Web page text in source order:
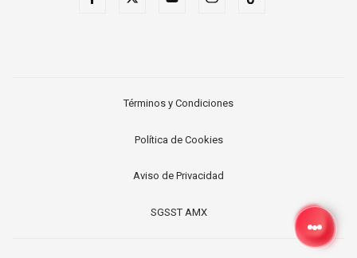
Términos y Condiciones
Política de Cookies
Aviso de Privacidad
SGSST AMX